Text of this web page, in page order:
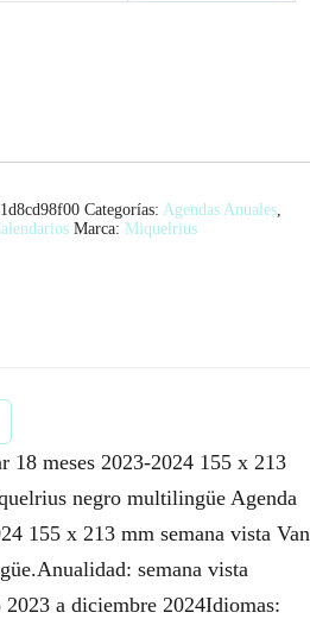
Categorías: Agendas Anuales,
Marca: Miquelrius
18 meses 2023-2024 155 x 213
negro multilingüe Agenda
155 x 213 mm semana vista Van
semana vista
a diciembre 2024Idiomas: